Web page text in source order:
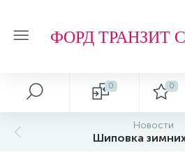
ФОРД ТРАНЗИТ
0 0
Новости
Шиповка
Автосервис
Ремонт подвески и ходовой
О магазине
Отзывы о компании
Обзоры и советы
Обзоры
Т.О. ФОРД ТРАНЗИТ
Фильтр МАСЛЯНЫЙ